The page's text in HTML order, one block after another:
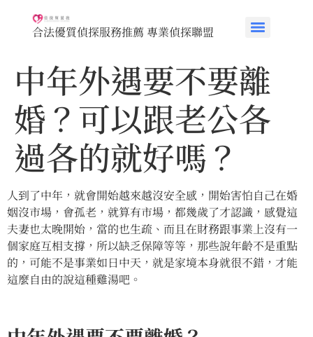
合法優質偵探服務推薦 專業偵探聯盟
中年外遇要不要離
婚？可以跟老公各
過各的就好嗎？
人到了中年，就會開始越來越沒安全感，開始害怕自己在婚
姻沒市場，會孤老，就算有市場，都幾歲了才認識，感覺這
夫妻也太晚開始，當的也生疏、而且在財務跟事業上沒有一
個家庭互相支撐，所以缺乏保障等等，那些說年齡不是重點
的，可能不是事業如日中天，就是家境本身就很不錯，才能
這麼自由的說這種雞湯吧。